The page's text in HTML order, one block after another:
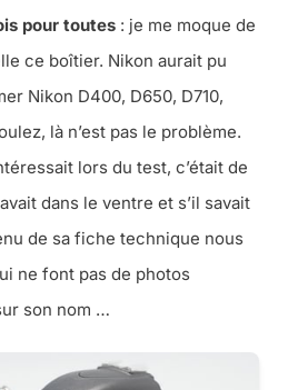
pour toutes : je me moque de
ce boîtier. Nikon aurait pu
Nikon D400, D650, D710,
, là n’est pas le problème.
lors du test, c’était de
dans le ventre et s’il savait
de sa fiche technique nous
ne font pas de photos
son nom …